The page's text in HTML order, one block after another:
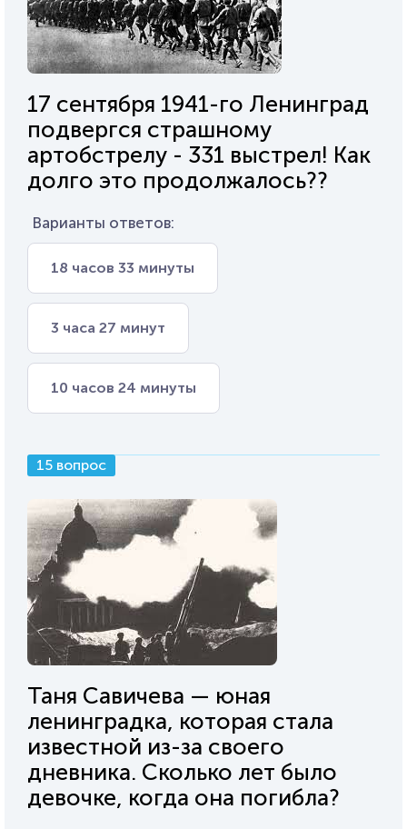
17 сентября 1941-го Ленинград
подвергся страшному
артобстрелу - 331 выстрел! Как
долго это продолжалось??
Варианты ответов:
18 часов 33 минуты
3 часа 27 минут
10 часов 24 минуты
15 вопрос
Таня Савичева — юная
ленинградка, которая стала
известной из-за своего
дневника. Сколько лет было
девочке, когда она погибла?